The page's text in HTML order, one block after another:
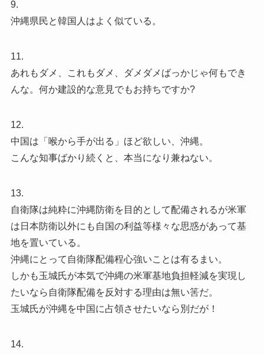
9.
沖縄県民と韓国人はよく似ている。
11.
あれもダメ、これもダメ、ダメダメばっかじゃ何もでき
んな。何か建設的な意見でもお持ちですか?
12.
中国は「喉から手が出る」ほど欲しい、沖縄。
こんな知事ばかり続くと、本当になり兼ねない。
13.
自衛隊は純粋に沖縄防衛を目的として配備されるが米軍
は日本防衛以外にも自国の利益等様々な思惑があって基
地を置いている。
沖縄にとって自衛隊配備程心強いことは有るまい。
しかも玉城氏が本気で沖縄の米軍基地負担軽減を実現し
たいなら自衛隊配備を反対する理由は無い筈だ。
玉城氏が沖縄を中国に占領させたいなら別だが！
14.